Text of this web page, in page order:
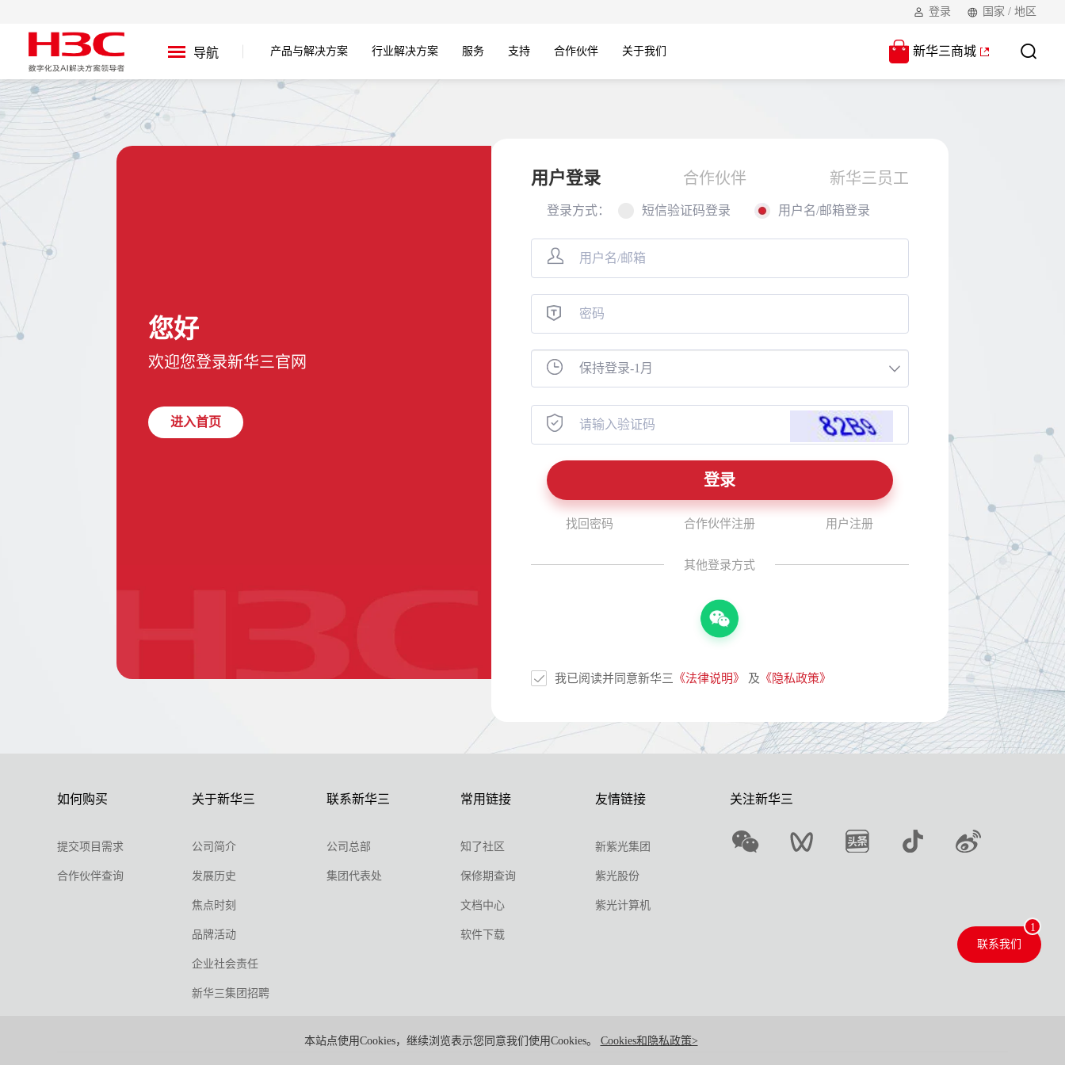
登录 国家 / 地区
导航 产品与解决方案 行业解决方案 服务 支持 合作伙伴 关于我们 新华三商城
您好
欢迎您登录新华三官网
进入首页
用户登录 合作伙伴 新华三员工
登录方式： 短信验证码登录 用户名/邮箱登录
找回密码 合作伙伴注册 用户注册
其他登录方式
我已阅读并同意新华三 《法律说明》 及 《隐私政策》
如何购买
提交项目需求
合作伙伴查询
关于新华三
公司简介
发展历史
焦点时刻
品牌活动
企业社会责任
新华三集团招聘
联系新华三
公司总部
集团代表处
常用链接
知了社区
保修期查询
文档中心
软件下载
友情链接
新紫光集团
紫光股份
紫光计算机
关注新华三
联系我们
本站点使用Cookies，继续浏览表示您同意我们使用Cookies。 Cookies和隐私政策>